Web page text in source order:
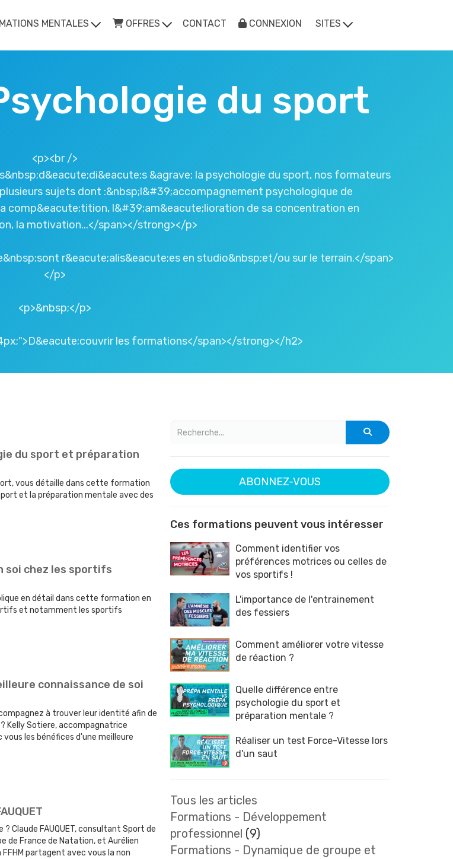
MENTALES OFFRES CONTACT CONNEXION SITES
du sport
<p><br />
&agrave; la psychologie du sport, nos formateurs
sujets dont :&nbsp;l&#39;accompagnement psychologique de
comp&eacute;tition, l&#39;am&eacute;lioration de sa concentration en
la motivation...</span></strong></p>
r&eacute;alis&eacute;es en studio&nbsp;et/ou sur le terrain.</span>
</p>
<p>&nbsp;</p>
les formations</span></strong></h2>
du sport et préparation
vous détaille dans cette formation
et la préparation mentale avec des
soi chez les sportifs
en détail dans cette formation en
et notamment les sportifs
connaissance de soi
à trouver leur identité afin de
Kelly Sotiere, accompagnatrice
les bénéfices d'une meilleure
Claude FAUQUET, consultant Sport de
de France de Natation, et Aurélien
FFHM partagent avec vous la non
ABONNEZ-VOUS
Ces formations peuvent vous intéresser
Comment identifier vos
préférences motrices ou celles de
vos sportifs !
L'importance de l'entrainement
des fessiers
Comment améliorer votre vitesse
de réaction ?
Quelle différence entre
psychologie du sport et
préparation mentale ?
Réaliser un test Force-Vitesse lors
d'un saut
Tous les articles
Formations - Développement
professionnel (9)
Formations - Dynamique de groupe et